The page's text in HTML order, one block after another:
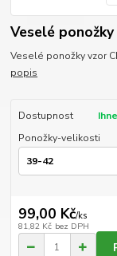
Veselé ponožky
Veselé ponožky vzor
popis
Dostupnost
Ponožky-velikosti
99,00 Kč/ks
81,82 Kč bez DPH